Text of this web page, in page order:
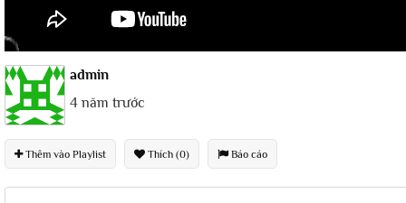
admin
4 năm trước
Thêm vào Playlist Thích (0) Báo cáo